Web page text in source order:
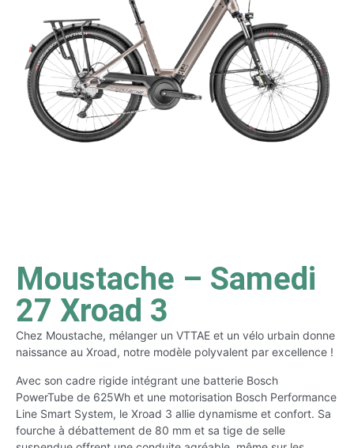
Moustache – Samedi
27 Xroad 3
Chez Moustache, mélanger un VTTAE et un vélo urbain donne
naissance au Xroad, notre modèle polyvalent par excellence !
Avec son cadre rigide intégrant une batterie Bosch
PowerTube de 625Wh et une motorisation Bosch Performance
Line Smart System, le Xroad 3 allie dynamisme et confort. Sa
fourche à débattement de 80 mm et sa tige de selle